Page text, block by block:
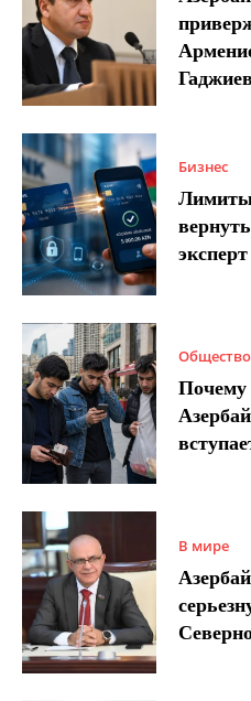
Бизнес
Лимиты
эксперт
Общество
Почему
В мире